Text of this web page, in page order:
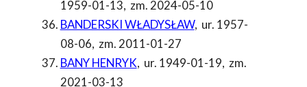
1959-01-13, zm. 2024-05-10
BANDERSKI WŁADYSŁAW, ur. 1957-
08-06, zm. 2011-01-27
BANY HENRYK, ur. 1949-01-19, zm.
2021-03-13